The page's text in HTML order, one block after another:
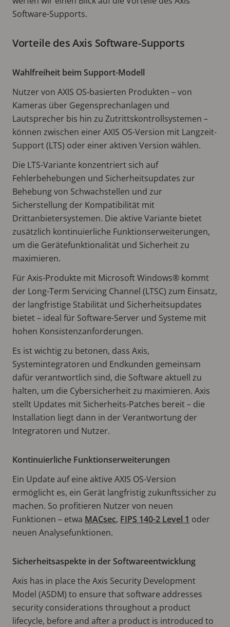
Software-Supports.
Vorteile des Axis Software-Supports
Wahlfreiheit beim Support-Modell
Nutzer von AXIS OS-basierten Produkten – von
Kameras über Gegensprechanlagen und
Lautsprecher bis hin zu Zutrittskontrollsystemen –
können zwischen einer AXIS OS-Version mit Langzeit-
Support (LTS) oder einer aktiven Version wählen.
Die LTS-Variante konzentriert sich auf
Fehlerbehebungen und Sicherheitsupdates zur
Behebung von Schwachstellen und zur
Sicherstellung der Kompatibilität mit
Drittanbietersystemen. Die aktive Variante bietet
zusätzlich kontinuierliche Funktionserweiterungen,
um die Gerätefunktionalität und Sicherheit zu
maximieren.
Für Axis-Produkte mit Microsoft Windows® kommt
der Long-Term Servicing Channel (LTSC) zum Einsatz,
der langfristige Stabilität und Sicherheitsupdates
bietet – ideal für Software-Server und Systeme mit
hohen Konsistenzanforderungen.
Es ist wichtig zu betonen, dass Axis,
Systemintegratoren und Endkunden gemeinsam
dafür verantwortlich sind, die Software aktuell zu
halten, um die Cybersicherheit zu maximieren. Axis
stellt Updates mit Sicherheits-Patches bereit – die
Installation liegt dann in der Verantwortung der
Integratoren und Nutzer.
Kontinuierliche Funktionserweiterungen
Ein Update auf eine aktive AXIS OS-Version
ermöglicht es, ein Gerät langfristig zukunftssicher zu
machen. So profitieren Nutzer von neuen
Funktionen – etwa MACsec, FIPS 140-2 Level 1 oder
neuen Analysefunktionen.
Sicherheitsaspekte in der Softwareentwicklung
Axis has in place the Axis Security Development
Model (ASDM) to ensure that software addresses
security considerations throughout a product
lifecycle, before and after a product is introduced to